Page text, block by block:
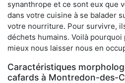
synanthrope et ce sont eux que
dans votre cuisine à se balader
votre nourriture. Pour survivre,
déchets humains. Voilà
mieux nous laisser nous en
Caractéristiques
cafards à Montredon-des-